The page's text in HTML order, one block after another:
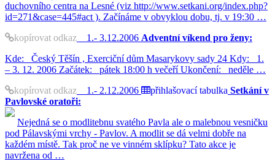
duchovního centra na Lesné (viz http://www.setkani.org/index.php?
id=271&case=445#act ). Začínáme v obvyklou dobu, tj. v 19:30 …
kopírovat odkaz 1.- 3.12.2006 Adventní víkend pro ženy:
Kde: Český Těšín , Exerciční dům Masarykovy sady 24 Kdy: 1.
– 3. 12. 2006 Začátek: pátek 18:00 h večeří Ukončení: neděle …
kopírovat odkaz 1.- 2.12.2006 přihlašovací tabulka Setkání v
Pavlovské oratoři:
Nejedná se o modlitebnu svatého Pavla ale o malebnou vesničku
pod Pálavskými vrchy - Pavlov. A modlit se dá velmi dobře na
každém místě. Tak proč ne ve vinném sklípku? Tato akce je
navržena od …